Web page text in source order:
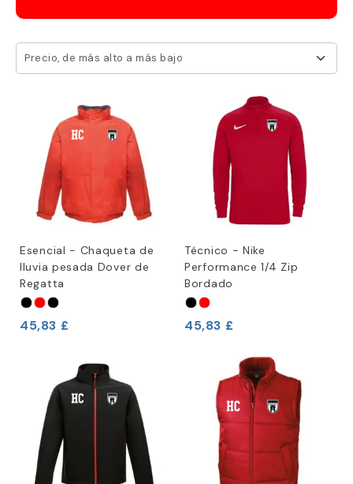
Precio, de más alto a más bajo
Esencial - Chaqueta de
lluvia pesada Dover de
Regatta
45,83 £
Técnico - Nike
Performance 1/4 Zip
Bordado
45,83 £